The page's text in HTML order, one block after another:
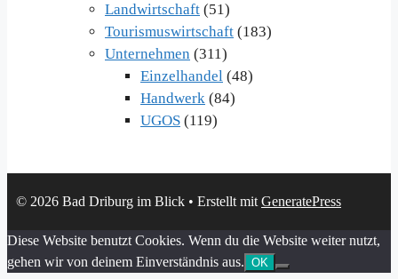
Landwirtschaft (51)
Tourismuswirtschaft (183)
Unternehmen (311)
Einzelhandel (48)
Handwerk (84)
UGOS (119)
© 2026 Bad Driburg im Blick • Erstellt mit GeneratePress
Diese Website benutzt Cookies. Wenn du die Website weiter nutzt,
gehen wir von deinem Einverständnis aus. OK